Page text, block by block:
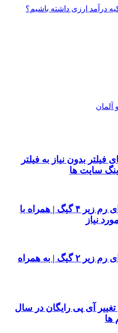
درآمد ارزی داشته باشیم؟
آلمان
بدون نیاز به فیلتر
سایت ها
۱۰ بازی پیشنهادی برای رم زیر ۴ گیگ | همراه با
نیاز
۱۰ بازی پیشنهادی برای رم زیر ۲ گیگ | به همراه
تغییر آی پی رایگان در سال